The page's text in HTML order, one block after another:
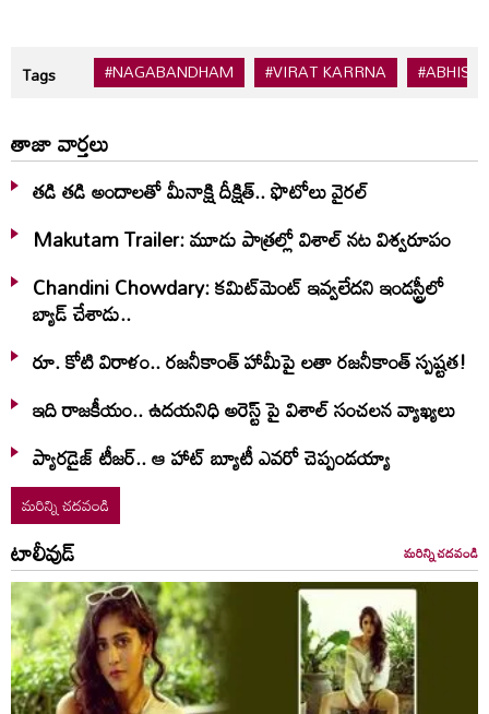
Tags #NAGABANDHAM #VIRAT KARRNA
తాజా వార్తలు
తడి తడి అందాలతో మీనాక్షి దీక్షిత్‌.. ఫొటోలు వైరల్
Makutam Trailer: మూడు పాత్రల్లో విశాల్ నట విశ్వరూపం
Chandini Chowdary: కమిట్‌మెంట్ ఇవ్వలేదని ఇండస్ట్రీలో
బ్యాడ్ చేశాడు..
రూ. కోటి విరాళం.. రజనీకాంత్ హామీపై లతా రజనీకాంత్ స్పష్టత!
ఇది రాజకీయం.. ఉదయనిధి అరెస్ట్ పై విశాల్ సంచలన వ్యాఖ్యలు
ప్యారడైజ్ టీజర్.. ఆ హాట్ బ్యూటీ ఎవరో చెప్పండయ్యా
మరిన్ని చదవండి
టాలీవుడ్ మరిన్ని చదవండి